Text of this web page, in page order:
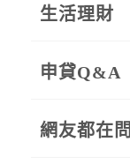
生活理財
申貸Q&A
網友都在問